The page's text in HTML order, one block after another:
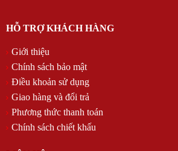
HỖ TRỢ KHÁCH HÀNG
Giới thiệu
Chính sách bảo mật
Điều khoản sử dụng
Giao hàng và đổi trả
Phương thức thanh toán
Chính sách chiết khấu